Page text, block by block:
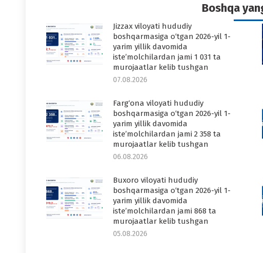
Boshqa
Jizzax viloyati hududiy
boshqarmasiga o‘tgan 2026-yil 1-
yarim yillik davomida
iste’molchilardan jami 1 031 ta
murojaatlar kelib tushgan
07.08.2026
Farg‘ona viloyati hududiy
boshqarmasiga o‘tgan 2026-yil 1-
yarim yillik davomida
iste’molchilardan jami 2 358 ta
murojaatlar kelib tushgan
06.08.2026
Buxoro viloyati hududiy
boshqarmasiga o‘tgan 2026-yil 1-
yarim yillik davomida
iste’molchilardan jami 868 ta
murojaatlar kelib tushgan
05.08.2026